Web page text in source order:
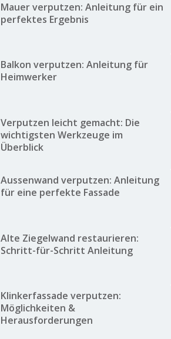
Mauer verputzen: Anleitung für ein
perfektes Ergebnis
Balkon verputzen: Anleitung für
Heimwerker
Verputzen leicht gemacht: Die
wichtigsten Werkzeuge im
Überblick
Aussenwand verputzen: Anleitung
für eine perfekte Fassade
Alte Ziegelwand restaurieren:
Schritt-für-Schritt Anleitung
Klinkerfassade verputzen:
Möglichkeiten &
Herausforderungen